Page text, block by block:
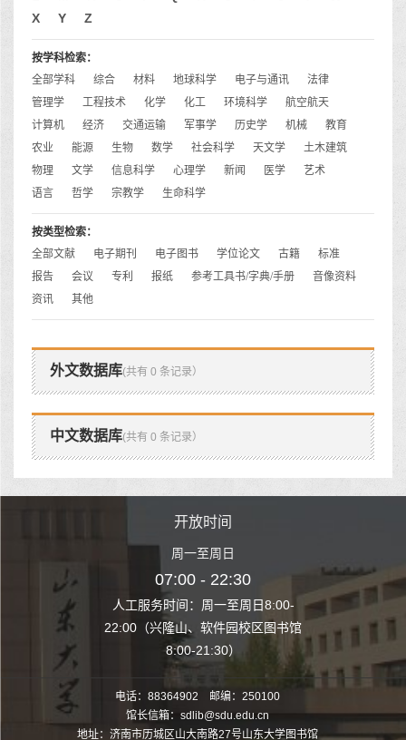
X
Y Z
按学科检索：
全部学科
综合 材料 地球科学 电子与通讯
法律
管理学
工程技术 化学 化工 环境科学
航空航天
计算机
经济 交通运输 军事学 历史学 机械
教育
农业
能源 生物 数学 社会科学 天文学
土木建筑
物理
文学 信息科学 心理学 新闻 医学
艺术
语言
哲学 宗教学 生命科学
按类型检索：
全部文献
电子期刊 电子图书 学位论文 古籍
标准
报告
会议 专利 报纸 参考工具书/字典/手册
音像资料
资讯
其他
外文数据库(共有 0 条记录）
中文数据库(共有 0 条记录）
至周日8:00-
园校区图书馆
开放时间
周一至周日
07:00 - 22:30
人工服务时间：周一至周日8:00-
22:00（兴隆山、软件园校区图书馆
8:00-21:30）
人工服务时间
22:00（兴隆山
电话：88364902 邮编：250100
馆长信箱：sdlib@sdu.edu.cn
地址：济南市历城区山大南路27号山东大学图书馆